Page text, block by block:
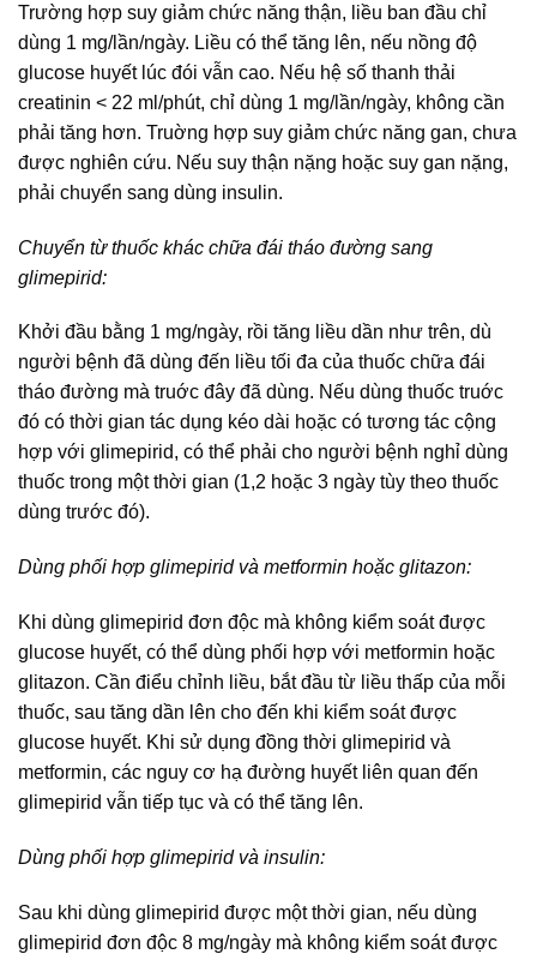
Trường hợp suy giảm chức năng thận, liều ban đầu chỉ
dùng 1 mg/lần/ngày. Liều có thể tăng lên, nếu nồng độ
glucose huyết lúc đói vẫn cao. Nếu hệ số thanh thải
creatinin < 22 ml/phút, chỉ dùng 1 mg/lần/ngày, không cần
phải tăng hơn. Truờng hợp suy giảm chức năng gan, chưa
được nghiên cứu. Nếu suy thận nặng hoặc suy gan nặng,
phải chuyển sang dùng insulin.
Chuyển từ thuốc khác chữa đái tháo đường sang
glimepirid:
Khởi đầu bằng 1 mg/ngày, rồi tăng liều dần như trên, dù
người bệnh đã dùng đến liều tối đa của thuốc chữa đái
tháo đường mà truớc đây đã dùng. Nếu dùng thuốc truớc
đó có thời gian tác dụng kéo dài hoặc có tương tác cộng
hợp với glimepirid, có thể phải cho người bệnh nghỉ dùng
thuốc trong một thời gian (1,2 hoặc 3 ngày tùy theo thuốc
dùng trước đó).
Dùng phối hợp glimepirid và metformin hoặc glitazon:
Khi dùng glimepirid đơn độc mà không kiểm soát được
glucose huyết, có thể dùng phối hợp với metformin hoặc
glitazon. Cần điểu chỉnh liều, bắt đầu từ liều thấp của mỗi
thuốc, sau tăng dần lên cho đến khi kiểm soát được
glucose huyết. Khi sử dụng đồng thời glimepirid và
metformin, các nguy cơ hạ đường huyết liên quan đến
glimepirid vẫn tiếp tục và có thể tăng lên.
Dùng phối hợp glimepirid và insulin:
Sau khi dùng glimepirid được một thời gian, nếu dùng
glimepirid đơn độc 8 mg/ngày mà không kiểm soát được